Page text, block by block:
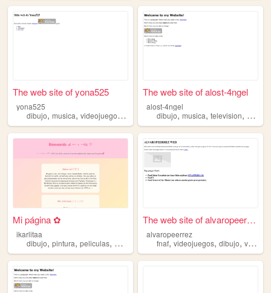
The web site of yona525
yona525
dibujo, musica, videojuegos , variascosas
The web site of alost-4ngel
alost-4ngel
dibujo,musica,television,
Mi página ✿
ikarlitaa
dibujo, pintura, peliculas, musica moda
The web site of alvaropeerrez
alvaropeerrez
fnaf,videojuegos,dibujo,vida